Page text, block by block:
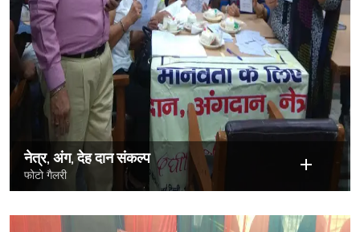
नेत्र, अंग, देह दान संकल्प
फोटो गैलरी